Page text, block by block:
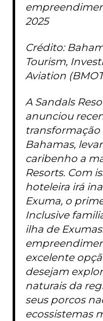
2025
Crédito:
Tourism,
Aviation
A Sandals
anunciou
Bahamas,
caribenho a
Resorts. Com
hoteleira irá
Exuma, o
Inclusive
ilha de
excelente
desejam
naturais da
seus porcos
ecossistemas